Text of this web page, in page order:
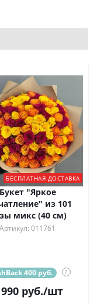
БЕСПЛАТНАЯ ДОСТАВКА
Букет "Яркое
из 101
микс (40 см)
Артикул: 011761
400 руб. ?
руб./шт